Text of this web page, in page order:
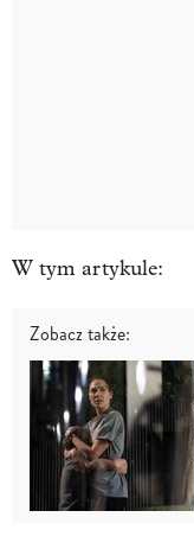
W tym artykule:
Zobacz także: